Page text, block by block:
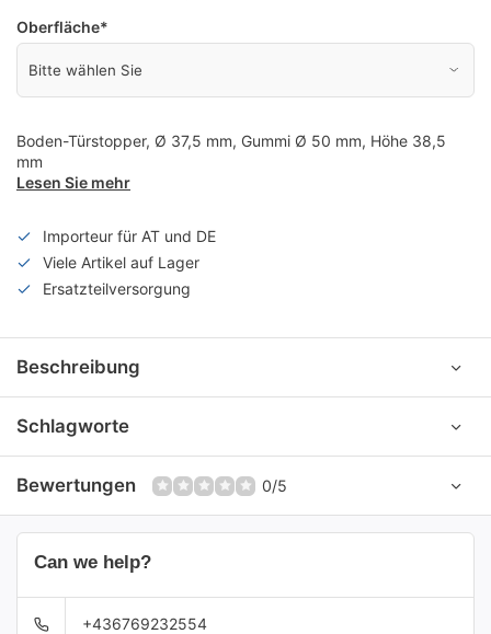
Oberfläche*
Boden-Türstopper, Ø 37,5 mm, Gummi Ø 50 mm, Höhe 38,5
mm
Lesen Sie mehr
Importeur für AT und DE
Viele Artikel auf Lager
Ersatzteilversorgung
Beschreibung
Schlagworte
Bewertungen 0/5
Can we help?
+436769232554